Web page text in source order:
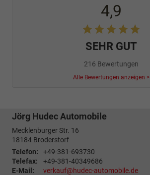
4,9
SEHR GUT
216 Bewertungen
Alle Bewertungen anzeigen >
Jörg Hudec Automobile
Mecklenburger Str. 16
18184 Broderstorf
Telefon:
+49-381-693730
Telefax:
+49-381-40349686
E-Mail:
verkauf@hudec-automobile.de